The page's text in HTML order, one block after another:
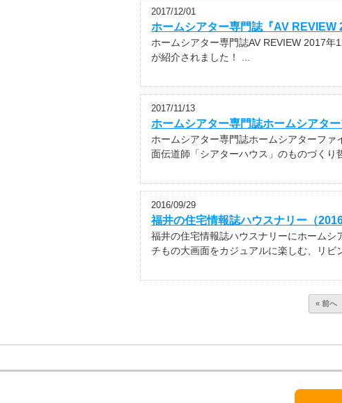
2017/12/01
ホームシアター専門誌『AV
ホームシアター専門誌AV REVIEW 2017
が紹介されました！ ...
2017/11/13
ホームシアター専門誌ホームシアタ
ホームシアター専門誌ホームシアターフ
面伝道師「シアターハウス」のものづくり
2016/09/29
福井の住宅情報誌ハウスナリー（
福井の住宅情報誌ハウスナリーにホーム
チもの大画面をカジュアルに楽しむ、リビ
« 前へ